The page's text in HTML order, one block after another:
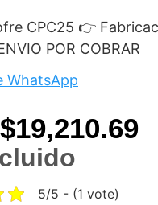
CPC25 👉
POR COBRAR
Original
price
was:
$19,210.69
5/5 - (1 vote)